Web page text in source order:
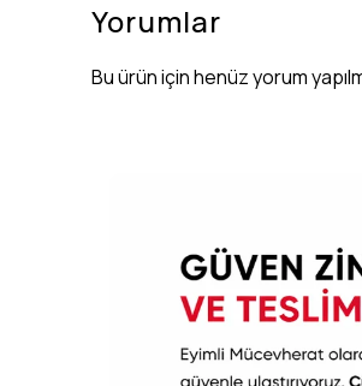
Yorumlar
Bu ürün için henüz yorum